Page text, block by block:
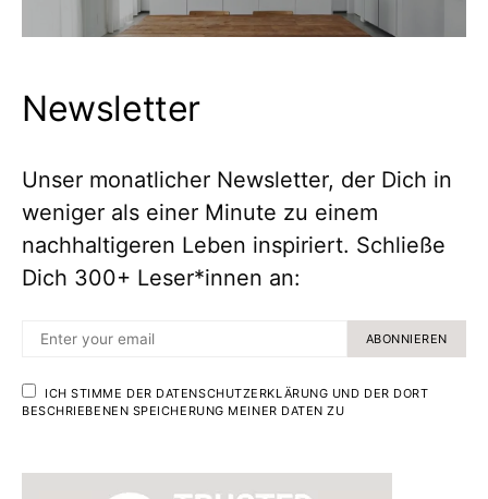
Newsletter
Unser monatlicher Newsletter, der Dich in
weniger als einer Minute zu einem
nachhaltigeren Leben inspiriert. Schließe
Dich 300+ Leser*innen an:
ABONNIEREN
ICH STIMME DER DATENSCHUTZERKLÄRUNG UND DER DORT
BESCHRIEBENEN SPEICHERUNG MEINER DATEN ZU